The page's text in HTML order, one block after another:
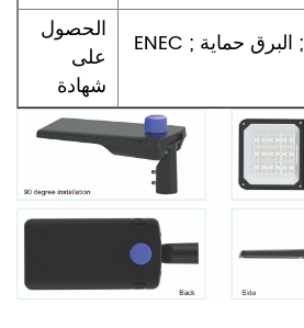
الحصول
على
شهادة
ENEC ; رئيس المهندسين ; سي بي اللجنة اﻻنتخابية المستقلة؛ روه . توفالو ; البرق حماية ; LM-